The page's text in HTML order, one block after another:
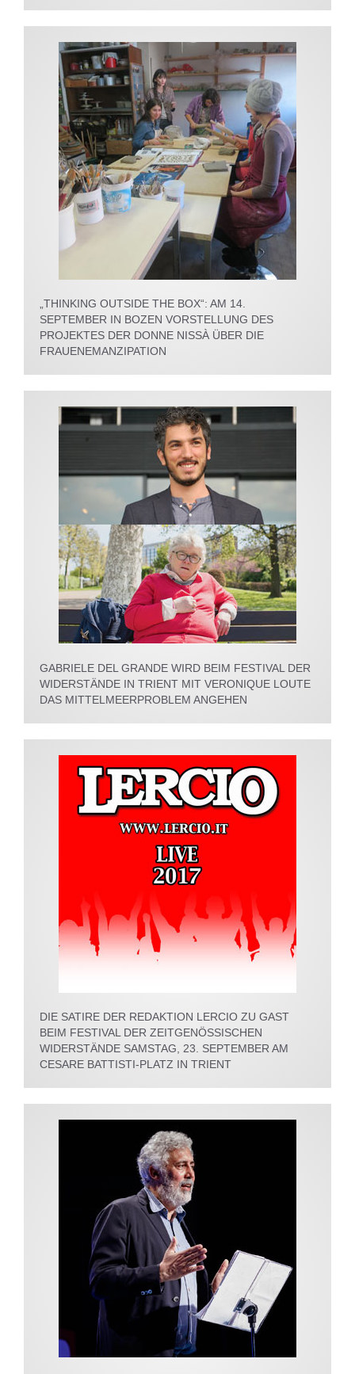
„THINKING OUTSIDE THE BOX“: AM 14.
SEPTEMBER IN BOZEN VORSTELLUNG DES
PROJEKTES DER DONNE NISSÀ ÜBER DIE
FRAUENEMANZIPATION
GABRIELE DEL GRANDE WIRD BEIM FESTIVAL DER
WIDERSTÄNDE IN TRIENT MIT VERONIQUE LOUTE
DAS MITTELMEERPROBLEM ANGEHEN
DIE SATIRE DER REDAKTION LERCIO ZU GAST
BEIM FESTIVAL DER ZEITGENÖSSISCHEN
WIDERSTÄNDE SAMSTAG, 23. SEPTEMBER AM
CESARE BATTISTI-PLATZ IN TRIENT